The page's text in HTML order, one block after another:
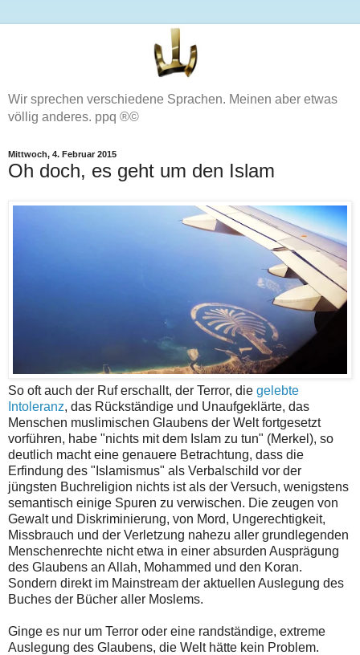
Wir sprechen verschiedene Sprachen. Meinen aber etwas
völlig anderes. ppq ®©
Mittwoch, 4. Februar 2015
Oh doch, es geht um den Islam
So oft auch der Ruf erschallt, der Terror, die gelebte
Intoleranz, das Rückständige und Unaufgeklärte, das
Menschen muslimischen Glaubens der Welt fortgesetzt
vorführen, habe "nichts mit dem Islam zu tun" (Merkel), so
deutlich macht eine genauere Betrachtung, dass die
Erfindung des "Islamismus" als Verbalschild vor der
jüngsten Buchreligion nichts ist als der Versuch, wenigstens
semantisch einige Spuren zu verwischen. Die zeugen von
Gewalt und Diskriminierung, von Mord, Ungerechtigkeit,
Missbrauch und der Verletzung nahezu aller grundlegenden
Menschenrechte nicht etwa in einer absurden Ausprägung
des Glaubens an Allah, Mohammed und den Koran.
Sondern direkt im Mainstream der aktuellen Auslegung des
Buches der Bücher aller Moslems.
Ginge es nur um Terror oder eine randständige, extreme
Auslegung des Glaubens, die Welt hätte kein Problem.